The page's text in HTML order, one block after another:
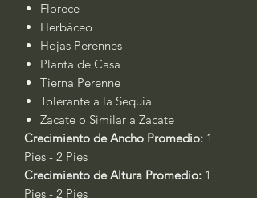
Florece
Herbáceo
Hojas Perennes
Planta de Casa
Tierna Perenne
Tolerante a la Sequía
Zacate o Similar a Zacate
Crecimiento de Ancho Promedio: 1
Pies - 2 Pies
Crecimiento de Altura Promedio: 1
Pies - 2 Pies